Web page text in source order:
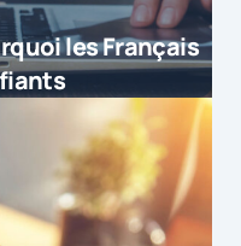
les Français